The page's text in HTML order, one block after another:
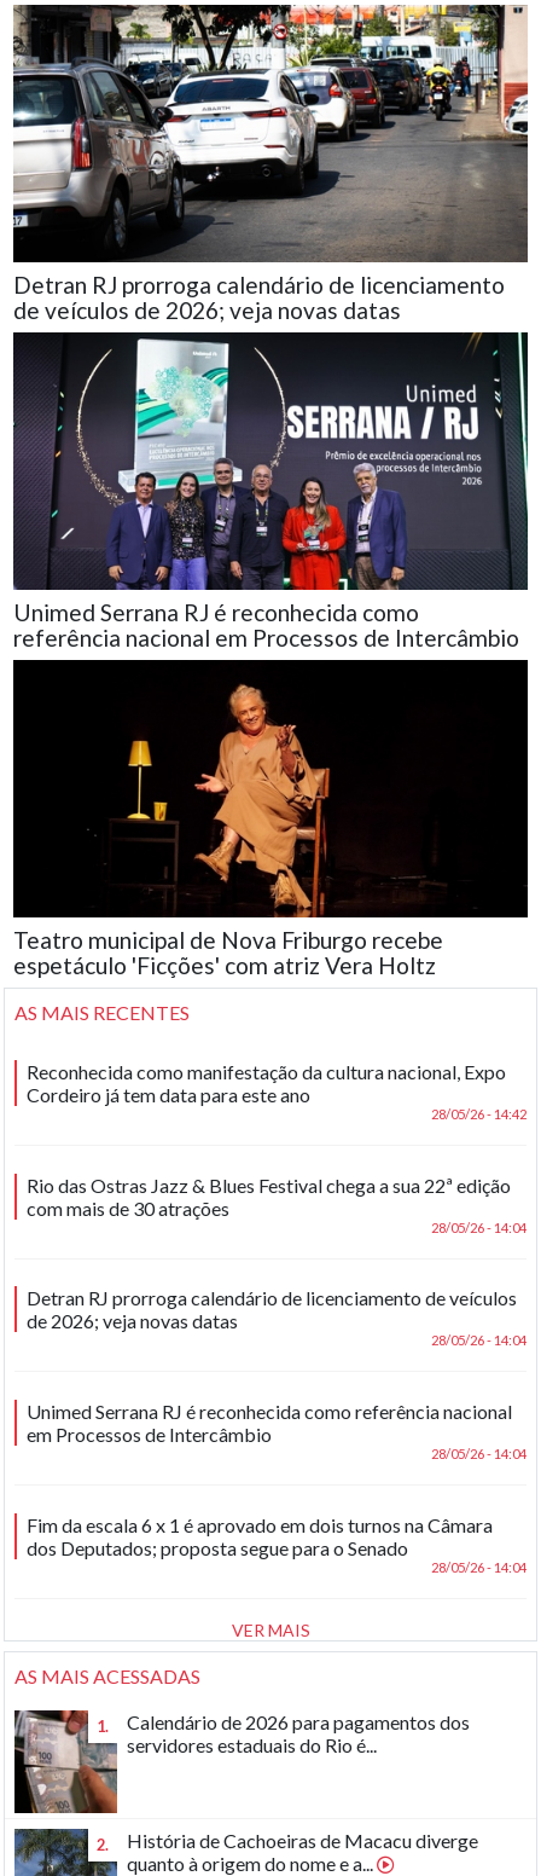
Detran RJ prorroga calendário de licenciamento
de veículos de 2026; veja novas datas
Unimed Serrana RJ é reconhecida como
referência nacional em Processos de Intercâmbio
Teatro municipal de Nova Friburgo recebe
espetáculo 'Ficções' com atriz Vera Holtz
AS MAIS RECENTES
Reconhecida como manifestação da cultura nacional, Expo
Cordeiro já tem data para este ano
28/05/26 - 14:42
Rio das Ostras Jazz & Blues Festival chega a sua 22ª edição
com mais de 30 atrações
28/05/26 - 14:04
Detran RJ prorroga calendário de licenciamento de veículos
de 2026; veja novas datas
28/05/26 - 14:04
Unimed Serrana RJ é reconhecida como referência nacional
em Processos de Intercâmbio
28/05/26 - 14:04
Fim da escala 6 x 1 é aprovado em dois turnos na Câmara
dos Deputados; proposta segue para o Senado
28/05/26 - 14:04
VER MAIS
AS MAIS ACESSADAS
1.
Calendário de 2026 para pagamentos dos
servidores estaduais do Rio é...
2.
História de Cachoeiras de Macacu diverge
quanto à origem do nome e a...